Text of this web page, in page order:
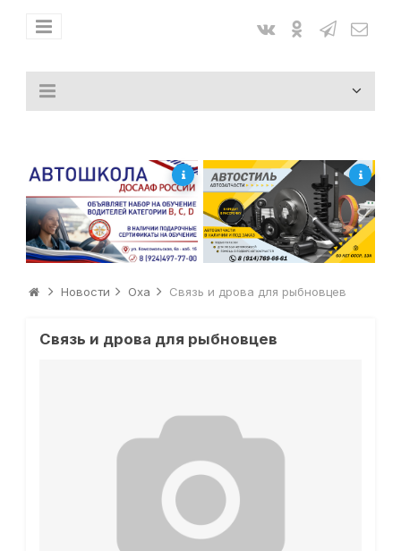
Новости Оха Связь и дрова для рыбновцев
Связь и дрова для рыбновцев